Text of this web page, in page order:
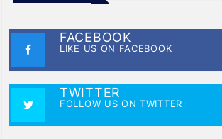
FACEBOOK
LIKE US ON FACEBOOK
TWITTER
FOLLOW US ON TWITTER